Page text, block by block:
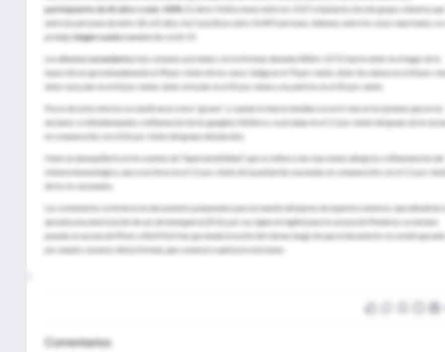
participantes de 65 años o más: 100%
. Es decir, 0 infecciones entre los 3.527 voluntarios de este grupo, mientras que
entre las personas de entre 18 y 65 años, fue 5 positivos entre 10.407 personas. Además, entre los casos reportados, no
produjoningún cuadro severode covid-19.
Losefectos secundariosmás comunes asociados con la fórmula, llamada ARNm-1273, fueron dolor en el lugar de la
inyección en aproximadamente el 90 por ciento de los casos; fatiga en el 70 por ciento, dolor de cabeza en el 60 por
dolor muscular en el 60 por ciento, dolor articular en el 45 por ciento y escalofríos en el 45 por ciento.
Pocos de estos efectos se clasificaron como “graves” y cuando lo fueron tendían a ocurrir más en los jóvenes que en los
ancianos. La linfadenopatía, o inflamación de los ganglios linfáticos, se produjo en el 1,1 por ciento del grupo de la
en comparación con el 0,6 por ciento del grupo del placebo.
Hubo un desequilibrio en los eventos de “hipersensibilidad”, que se refiere a las reacciones alérgicas o inflamatorias del
sistema inmunológico, que ocurrieron en el 1,5 por ciento de la población vacunada, en comparación con el 1,1 por
de los no vacunados.
Los comentarios se hicieron en documentos preparados para la reunión del jueves de expertos externos, que debatirán
aprueba una autorización de uso de emergencia (EUA, por sus siglas en inglés) para la vacuna de Moderna. La semana
pasada, la vacuna de Pfizer y BioNTech fue aprobada la noche del viernes luego de que el día anterior el comité apruebe
por amplio consenso dicha fórmula, que comenzó a aplicarse este lunes.
Comentarios